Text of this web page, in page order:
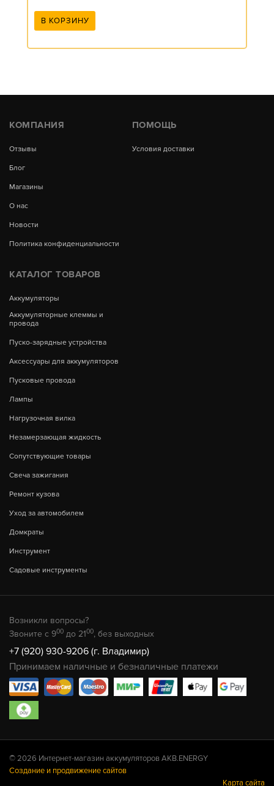
В КОРЗИНУ
КОМПАНИЯ
Отзывы
Блог
Магазины
О нас
Новости
Политика конфиденциальности
ПОМОЩЬ
Условия доставки
КАТАЛОГ ТОВАРОВ
Аккумуляторы
Аккумуляторные клеммы и
провода
Пуско-зарядные устройства
Аксессуары для аккумуляторов
Пусковые провода
Лампы
Нагрузочная вилка
Незамерзающая жидкость
Сопутствующие товары
Свеча зажигания
Ремонт кузова
Уход за автомобилем
Домкраты
Инструмент
Садовые инструменты
Возникли вопросы?
Звоните с 900 до 2100, без выходных
+7 (920) 930-9206 (г. Владимир)
Принимаем наличные и безналичные платежи
© 2026 Интернет-магазин аккумуляторов AKB.ENERGY
Создание и продвижение сайтов
Карта сайта